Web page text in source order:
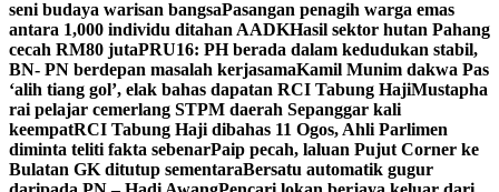
seni budaya warisan bangsaPasangan penagih warga emas
antara 1,000 individu ditahan AADKHasil sektor hutan Pahang
cecah RM80 jutaPRU16: PH berada dalam kedudukan stabil,
BN- PN berdepan masalah kerjasamaKamil Munim dakwa Pas
‘alih tiang gol’, elak bahas dapatan RCI Tabung HajiMustapha
rai pelajar cemerlang STPM daerah Sepanggar kali
keempatRCI Tabung Haji dibahas 11 Ogos, Ahli Parlimen
diminta teliti fakta sebenarPaip pecah, laluan Pujut Corner ke
Bulatan GK ditutup sementaraBersatu automatik gugur